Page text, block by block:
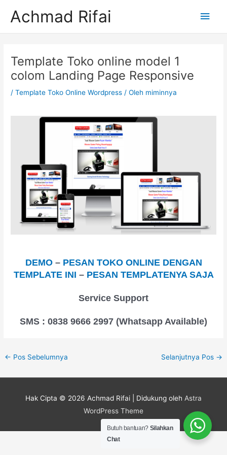
Achmad Rifai
Template Toko online model 1
colom Landing Page Responsive
/Template Toko Online Wordpress / Oleh miminnya
DEMO– PESAN TOKO ONLINE DENGAN
TEMPLATE INI – PESAN TEMPLATENYA SAJA
Service Support
SMS : 0838 9666 2997 (Whatsapp Available)
← Pos Sebelumnya Selanjutnya Pos →
Hak Cipta © 2026 Achmad Rifai | Didukung oleh Astra
WordPress Theme
Butuh bantuan? Silahkan
Chat